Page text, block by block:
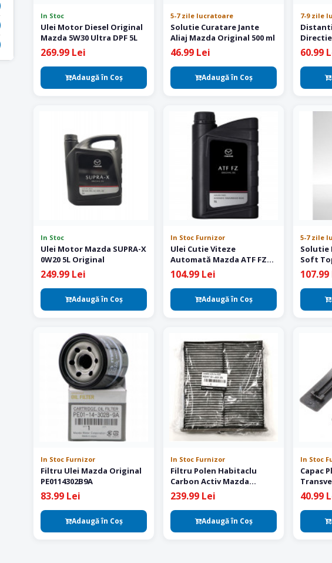
In Stoc
Ulei Motor Diesel Original
Mazda 5W30 Ultra DPF 5L
269.99 Lei
Adaugă în Coş
5-7 zile lucratoare
Solutie Curatare Jante
Aliaj Mazda Original 500 ml
46.99 Lei
Adaugă în Coş
7-9 zile
60.99
In Stoc
Ulei Motor Mazda SUPRA-X
0W20 5L Original
249.99 Lei
Adaugă în Coş
In Stoc Furnizor
Ulei Cutie Viteze
Automată Mazda ATF FZ
Original SKYACTIV-Drive 1L
– 0000-FZ-113E-01
104.99 Lei
Adaugă în Coş
5-7 zile
Solutie
Soft
400 ml
In Stoc Furnizor
Filtru Ulei Mazda Original
PE0114302B9A
83.99 Lei
Adaugă în Coş
In Stoc Furnizor
Filtru Polen Habitaclu
Carbon Activ Mazda
Original KD4761J6X9A
239.99 Lei
Adaugă în Coş
In Stoc
Capac
CX5 CX7
40.99